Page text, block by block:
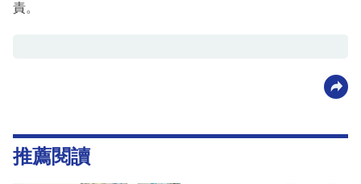
責。
推薦閱讀